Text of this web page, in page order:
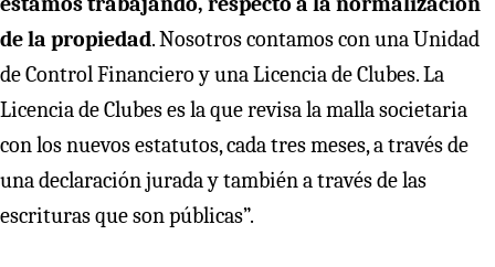
de la propiedad. Nosotros contamos con una Unidad
de Control Financiero y una Licencia de Clubes. La
Licencia de Clubes es la que revisa la malla societaria
con los nuevos estatutos, cada tres meses, a través de
una declaración jurada y también a través de las
escrituras que son públicas”.